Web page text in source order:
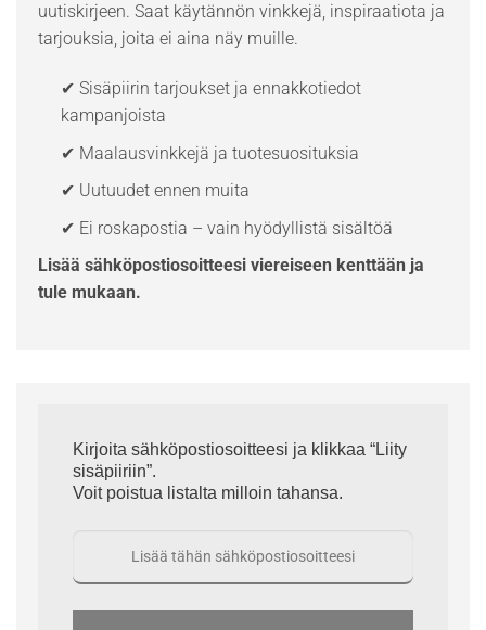
uutiskirjeen. Saat käytännön vinkkejä, inspiraatiota ja
tarjouksia, joita ei aina näy muille.
✔ Sisäpiirin tarjoukset ja ennakkotiedot
kampanjoista
✔ Maalausvinkkejä ja tuotesuosituksia
✔ Uutuudet ennen muita
✔ Ei roskapostia – vain hyödyllistä sisältöä
Lisää sähköpostiosoitteesi viereiseen kenttään ja
tule mukaan.
Kirjoita sähköpostiosoitteesi ja klikkaa “Liity
sisäpiiriin”.
Voit poistua listalta milloin tahansa.